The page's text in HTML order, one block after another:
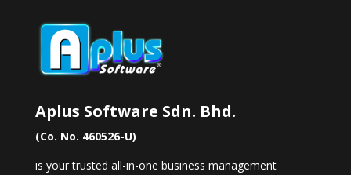
Aplus Software Sdn. Bhd.
(Co. No. 460526-U)
is your trusted all-in-one business management